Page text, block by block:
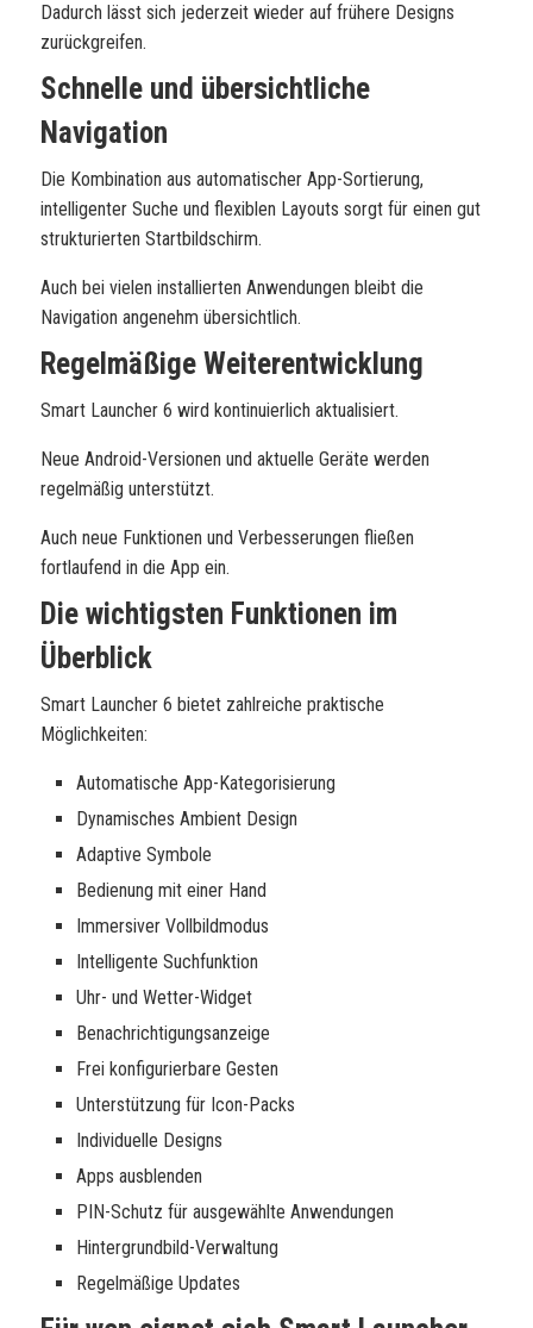
Dadurch lässt sich jederzeit wieder auf frühere Designs
zurückgreifen.
Schnelle und übersichtliche
Navigation
Die Kombination aus automatischer App-Sortierung,
intelligenter Suche und flexiblen Layouts sorgt für einen gut
strukturierten Startbildschirm.
Auch bei vielen installierten Anwendungen bleibt die
Navigation angenehm übersichtlich.
Regelmäßige Weiterentwicklung
Smart Launcher 6 wird kontinuierlich aktualisiert.
Neue Android-Versionen und aktuelle Geräte werden
regelmäßig unterstützt.
Auch neue Funktionen und Verbesserungen fließen
fortlaufend in die App ein.
Die wichtigsten Funktionen im
Überblick
Smart Launcher 6 bietet zahlreiche praktische
Möglichkeiten:
Automatische App-Kategorisierung
Dynamisches Ambient Design
Adaptive Symbole
Bedienung mit einer Hand
Immersiver Vollbildmodus
Intelligente Suchfunktion
Uhr- und Wetter-Widget
Benachrichtigungsanzeige
Frei konfigurierbare Gesten
Unterstützung für Icon-Packs
Individuelle Designs
Apps ausblenden
PIN-Schutz für ausgewählte Anwendungen
Hintergrundbild-Verwaltung
Regelmäßige Updates